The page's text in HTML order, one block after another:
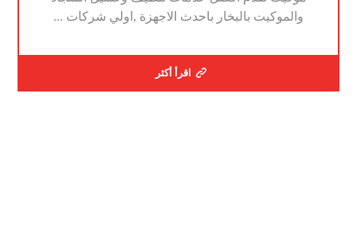
والموكيت بالبخار باحدث الاجهزة ,اولي شركات ...
اقرأ أكثر